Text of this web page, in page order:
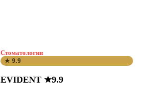
Стоматологии
★ 9.9
EVIDENT ★9.9